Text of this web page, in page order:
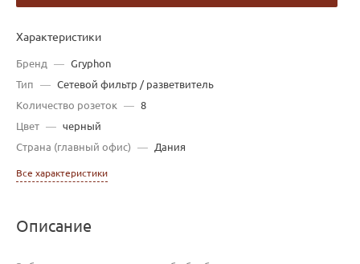
Характеристики
Бренд — Gryphon
Тип
— Сетевой фильтр / разветвитель
Количество розеток
— 8
Цвет — черный
Страна (главный офис)
— Дания
Все характеристики
Описание